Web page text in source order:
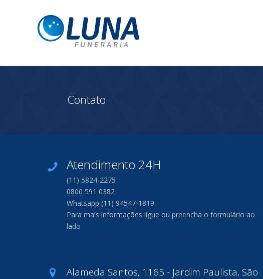
Contato
Atendimento 24H
(11) 5824-2275
0800 591 0382
Whatsapp (11) 94547-1819
Para mais informações ligue ou preencha o formulário ao
lado
Alameda Santos, 1165 - Jardim Paulista, São